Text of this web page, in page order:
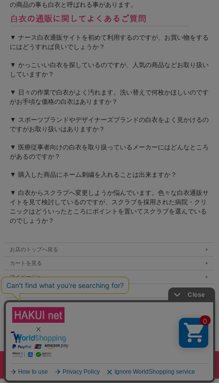
の商品の事も白衣と呼ばれる事があります。
▼ ナース白衣通販サイトを初めて利用するのですが、お買い物をする
にはどうすれば良いでしょうか？
▼ かっこいい白衣を探しているのですが、人気の商品などお取り扱い
していますか？
▼ 日々の作業で白衣がよく汚れます。洗い替えで何枚かほしいのです
がお手頃な価格の白衣はありますか？
▼ スポーツブランドやデザイナーズブランドの白衣をよく見かけるの
ですがお取り扱いはありますか？
▼ 医療従事者向けの白衣を取り扱っているメーカーにはどんなところ
があるのですか？
▼ 購入した商品にネーム刺繍を入れることは出来ますか？
▼ 白衣からスクラブへ変更しようか悩んでいます。色々な白衣通販サ
イトを見て検討しているのですが、スクラブを採用された病院・クリ
ニックはどういったところにポイントを置いてスクラブを選んでいる
のでしょうか？
お店のトップへ戻る
カートを見る
マイページへ
特定商取引法表示
個人情報の取扱い
サイトマップ
Copyright (C) All Rights Reserved.